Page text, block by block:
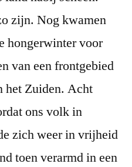
zijn. Nog kwamen
hongerwinter voor
van een frontgebied
het Zuiden. Acht
ons volk in
zich weer in vrijheid
toen verarmd in een